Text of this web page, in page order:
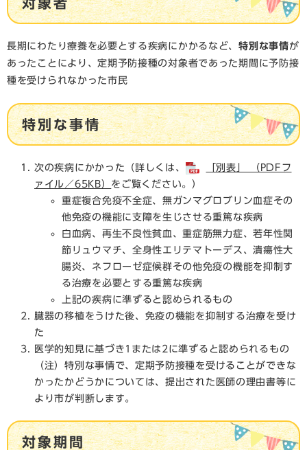
対象者
長期にわたり療養を必要とする疾病にかかるなど、特別な事情が
あったことにより、定期予防接種の対象者であった期間に予防接
種を受けられなかった市民
特別な事情
次の疾病にかかった（詳しくは、
「別表」 （PDFフ
ァイル／65KB） をご覧ください。）
重症複合免疫不全症、無ガンマグロブリン血症その
他免疫の機能に支障を生じさせる重篤な疾病
白血病、再生不良性貧血、重症筋無力症、若年性関
節リュウマチ、全身性エリテマトーデス、潰瘍性大
腸炎、ネフローゼ症候群その他免疫の機能を抑制す
る治療を必要とする重篤な疾病
上記の疾病に準ずると認められるもの
臓器の移植をうけた後、免疫の機能を抑制する治療を受け
た
医学的知見に基づき1または2に準ずると認められるもの
（注）特別な事情で、定期予防接種を受けることができな
かったかどうかについては、提出された医師の理由書等に
より市が判断します。
対象期間